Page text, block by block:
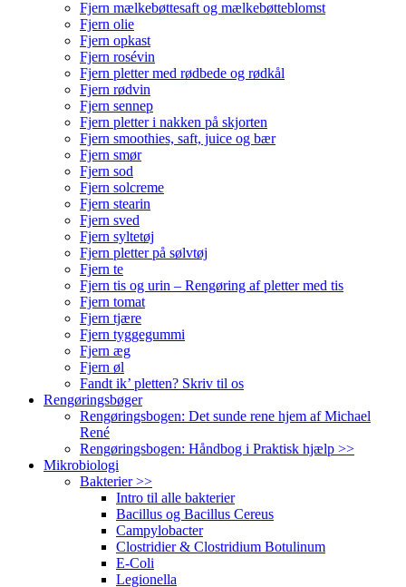
Fjern mælkebøttesaft og mælkebøtteblomst
Fjern olie
Fjern opkast
Fjern rosévin
Fjern pletter med rødbede og rødkål
Fjern rødvin
Fjern sennep
Fjern pletter i nakken på skjorten
Fjern smoothies, saft, juice og bær
Fjern smør
Fjern sod
Fjern solcreme
Fjern stearin
Fjern sved
Fjern syltetøj
Fjern pletter på sølvtøj
Fjern te
Fjern tis og urin – Rengøring af pletter med tis
Fjern tomat
Fjern tjære
Fjern tyggegummi
Fjern æg
Fjern øl
Fandt ik’ pletten? Skriv til os
Rengøringsbøger
Rengøringsbogen: Det sunde rene hjem af Michael
René
Rengøringsbogen: Håndbog i Praktisk hjælp >>
Mikrobiologi
Bakterier >>
Intro til alle bakterier
Bacillus og Bacillus Cereus
Campylobacter
Clostridier & Clostridium Botulinum
E-Coli
Legionella